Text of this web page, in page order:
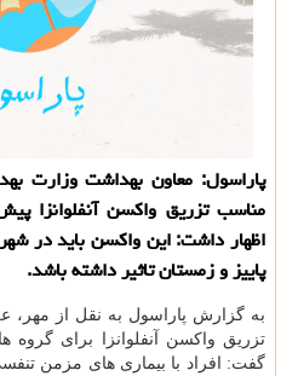
پاراسول: معاون بهداشت وزارت
مناسب تزریق واكسن آنفلوانزا
اظهار داشت: این واكسن باید در
پاییز و زمستان تاثیر داشته باشد.
به گزارش پاراسول به نقل از مهر،
تزریق واكسن آنفلوانزا برای
گفت: افراد با بیماری های مزمن